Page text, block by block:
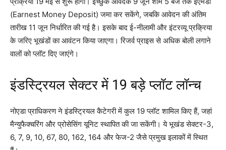
(Earnest Money Deposit) जमा कर सकेंगे, जबकि आवेदन की अंतिम
तारीख 11 जून निर्धारित की गई है। इसके बाद ई-नीलामी और इंटरव्यू प्रक्रिया
के जरिए भूखंडों का आवंटन किया जाएगा। रिजर्व प्राइस से अधिक बोली लगाने
वालों को प्लॉट दिए जाएंगे।
इंडस्ट्रियल सेक्टर में 19 बड़े प्लॉट लॉन्च
नोएडा प्राधिकरण ने इंडस्ट्रियल कैटेगरी में कुल 19 प्लॉट शामिल किए हैं, जहां
मैन्युफैक्चरिंग और प्रोसेसिंग यूनिट स्थापित की जा सकेंगी। ये भूखंड सेक्टर-3,
6, 7, 9, 10, 67, 80, 162, 164 और फेज-2 जैसे प्रमुख इलाकों में स्थित